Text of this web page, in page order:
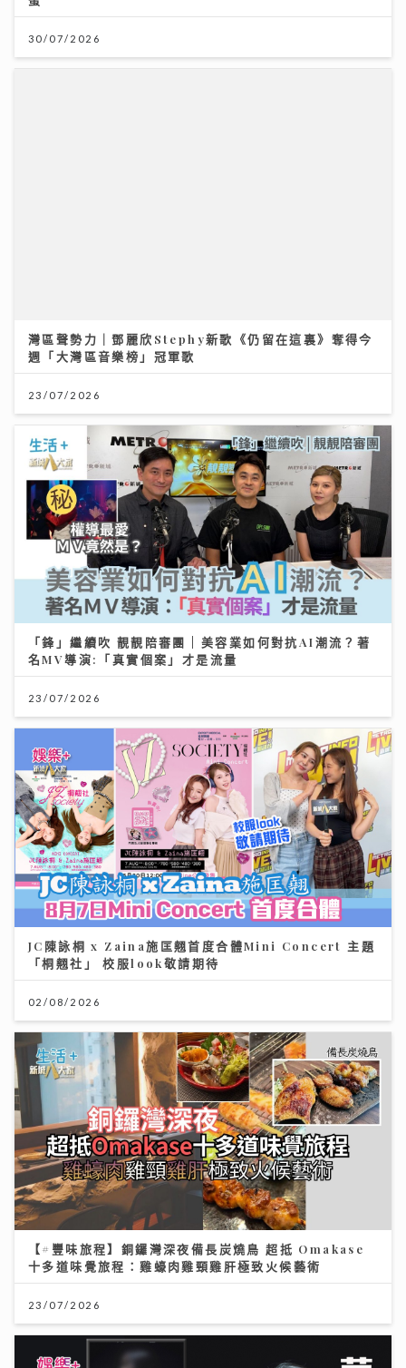
灣區聲勢力｜鄧麗欣Stephy新歌《仍留在這裏》奪得今
週「大灣區音樂榜」冠軍歌
23/07/2026
「鋒」繼續吹 靚靚陪審團 | 美容業如何對抗AI潮流？著
名MV導演:「真實個案」才是流量
23/07/2026
JC陳詠桐 x Zaina施匡翹首度合體Mini Concert 主題
「桐翹社」 校服look敬請期待
02/08/2026
【#豐味旅程】銅鑼灣深夜備長炭燒鳥 超抵 Omakase
十多道味覺旅程：雞蠔肉雞頸雞肝極致火候藝術
23/07/2026